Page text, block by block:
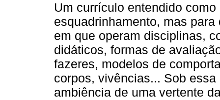
Um currículo entendido
esquadrinhamento, mas
em que operam disciplinas,
didáticos, formas de
fazeres, modelos de
corpos, vivências... Sob
ambiência de uma vertente